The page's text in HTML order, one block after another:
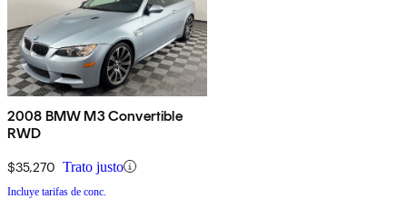
2008 BMW M3 Convertible
RWD
$35,270 Trato justo
Incluye tarifas de conc.